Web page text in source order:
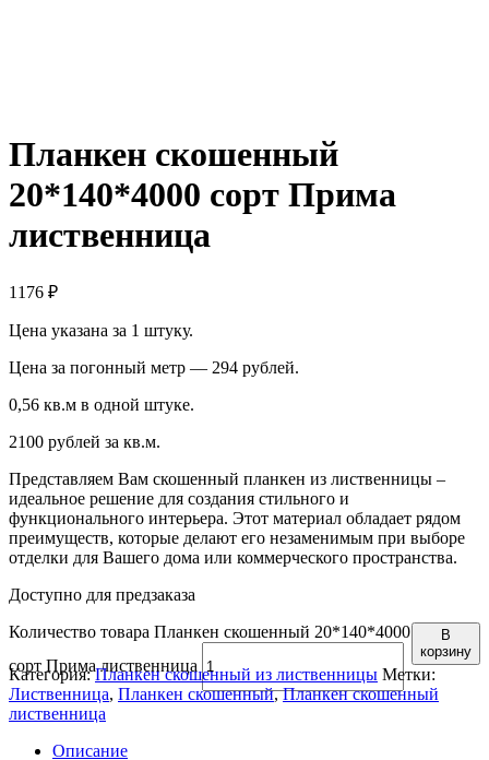
Планкен скошенный
20*140*4000 сорт Прима
лиственница
1176 ₽
Цена указана за 1 штуку.
Цена за погонный метр — 294 рублей.
0,56 кв.м в одной штуке.
2100 рублей за кв.м.
Представляем Вам скошенный планкен из лиственницы –
идеальное решение для создания стильного и
функционального интерьера. Этот материал обладает рядом
преимуществ, которые делают его незаменимым при выборе
отделки для Вашего дома или коммерческого пространства.
Доступно для предзаказа
Количество товара Планкен скошенный 20*140*4000
сорт Прима лиственница
В
корзину
Категория:Планкен скошенный из лиственницы Метки:
Лиственница, Планкен скошенный,Планкен скошенный
лиственница
Описание